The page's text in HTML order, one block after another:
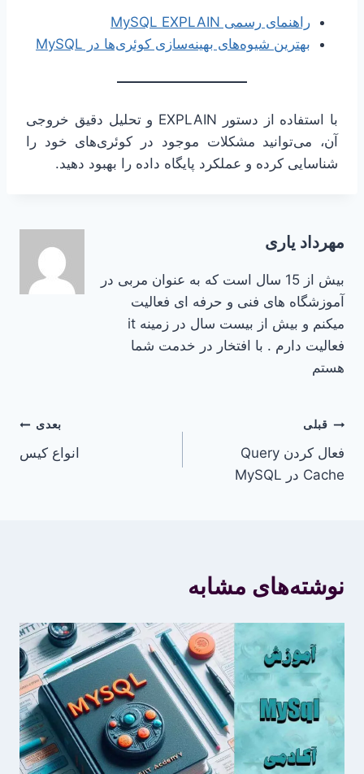
راهنمای رسمی MySQL EXPLAIN
بهترین شیوه‌های بهینه‌سازی کوئری‌ها در MySQL
با استفاده از دستور EXPLAIN و تحلیل دقیق خروجی
آن، می‌توانید مشکلات موجود در کوئری‌های خود را
شناسایی کرده و عملکرد پایگاه داده را بهبود دهید.
مهرداد یاری
بیش از 15 سال است که به عنوان مربی در
آموزشگاه های فنی و حرفه ای فعالیت
میکنم و بیش از بیست سال در زمینه it
فعالیت دارم . با افتخار در خدمت شما
هستم
راهبری
نوشته
قبلی
فعال کردن Query
Cache در MySQL
بعدی
انواع کیس
نوشته‌های مشابه